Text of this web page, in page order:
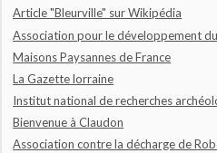
Article "Bleurville" sur Wikipédia
Association pour le développement
Maisons Paysannes de France
La Gazette lorraine
Institut national de recherches
Bienvenue à Claudon
Association contre la décharge de